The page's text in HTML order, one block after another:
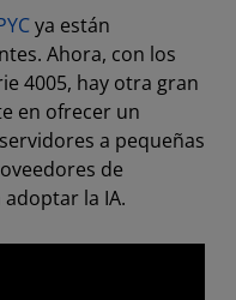
ya están
Ahora, con los
4005, hay otra gran
en ofrecer un
a pequeñas
de
la IA.